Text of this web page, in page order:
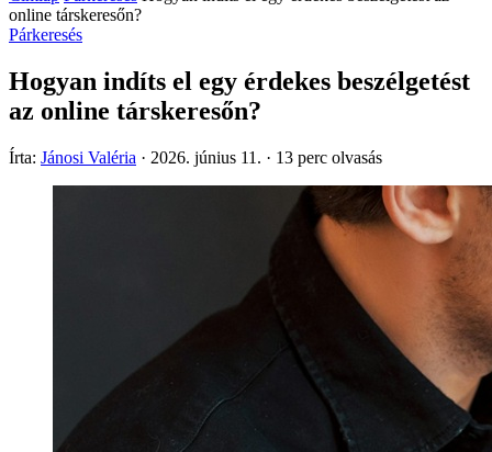
online társkeresőn?
Párkeresés
Hogyan indíts el egy érdekes beszélgetést
az online társkeresőn?
Írta: Jánosi Valéria · 2026. június 11. · 13 perc olvasás